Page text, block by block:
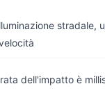
stradale,
dell'impatto è